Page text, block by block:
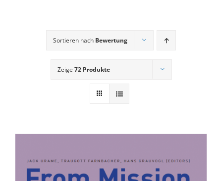
Sortieren nach Bewertung
Zeige 72 Produkte